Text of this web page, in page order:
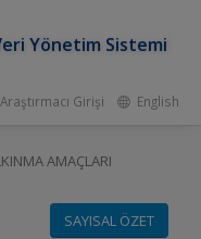
Yönetim Sistemi
Araştırmacı Girişi English
AMAÇLARI
SAYISAL ÖZET